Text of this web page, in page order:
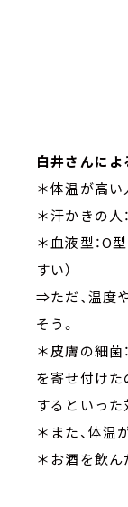
白井さんに
＊体温が高い
＊汗かきの人
＊血液型：O
すい）
⇒ただ、温度
そう。
＊皮膚の細菌
を寄せ付けた
するといっ
＊また、体温
＊お酒を飲ん